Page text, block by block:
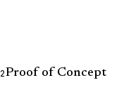
Proof of Concept